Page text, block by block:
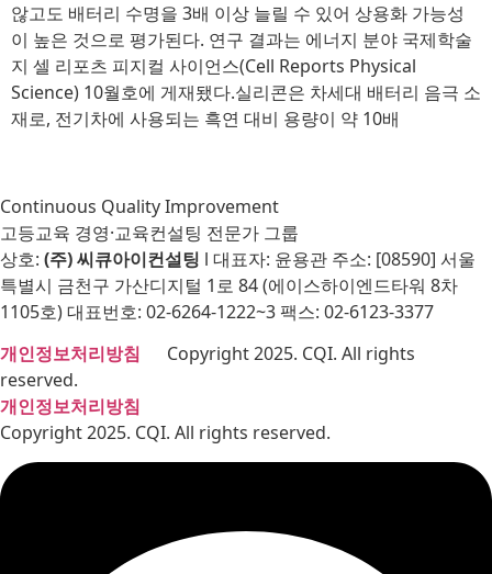
않고도 배터리 수명을 3배 이상 늘릴 수 있어 상용화 가능성
이 높은 것으로 평가된다. 연구 결과는 에너지 분야 국제학술
지 셀 리포츠 피지컬 사이언스(Cell Reports Physical
Science) 10월호에 게재됐다.실리콘은 차세대 배터리 음극 소
재로, 전기차에 사용되는 흑연 대비 용량이 약 10배
Continuous Quality Improvement
고등교육 경영·교육컨설팅 전문가 그룹
상호: (주) 씨큐아이컨설팅 l 대표자: 윤용관 주소: [08590] 서울
특별시 금천구 가산디지털 1로 84 (에이스하이엔드타워 8차
1105호) 대표번호: 02-6264-1222~3 팩스: 02-6123-3377
개인정보처리방침 Copyright 2025. CQI. All rights
reserved.
개인정보처리방침
Copyright 2025. CQI. All rights reserved.